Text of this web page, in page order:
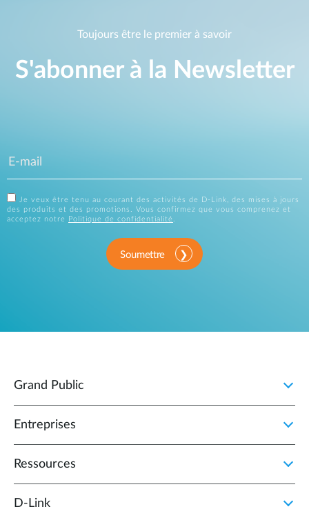
Toujours être le premier à savoir
S'abonner à la Newsletter
Je veux être tenu au courant des activités de D-Link, des mises à jours
des produits et des promotions. Vous confirmez que vous comprenez et
acceptez notre
Politique de confidentialité.
Soumettre
Grand Public
Entreprises
Ressources
D‑Link